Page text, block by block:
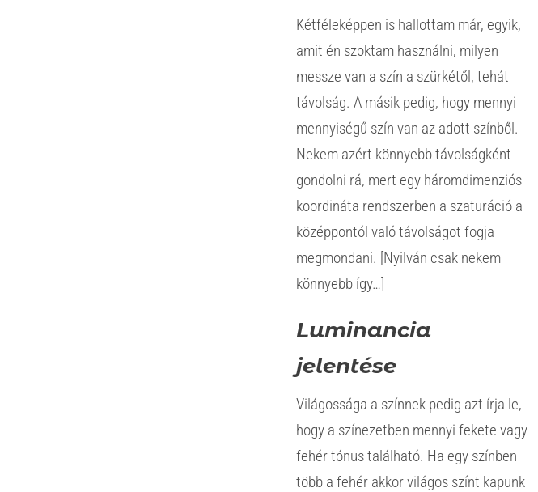
Kétféleképpen is hallottam már, egyik,
amit én szoktam használni, milyen
messze van a szín a szürkétől, tehát
távolság. A másik pedig, hogy mennyi
mennyiségű szín van az adott színből.
Nekem azért könnyebb távolságként
gondolni rá, mert egy háromdimenziós
koordináta rendszerben a szaturáció a
középpontól való távolságot fogja
megmondani. [Nyilván csak nekem
könnyebb így…]
Luminancia
jelentése
Világossága a színnek pedig azt írja le,
hogy a színezetben mennyi fekete vagy
fehér tónus található. Ha egy színben
több a fehér akkor világos színt kapunk